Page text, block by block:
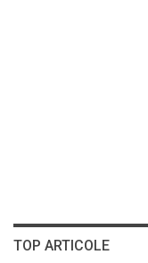
TOP ARTICOLE